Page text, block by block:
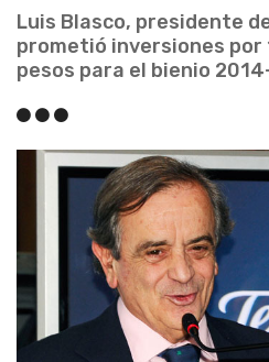
Luis Blasco, presidente
prometió inversiones por
pesos para el bienio